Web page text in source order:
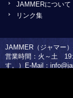
JAMMERについて
リンク集
JAMMER（ジャマー
営業時間：火～土
す。）E-Mail：